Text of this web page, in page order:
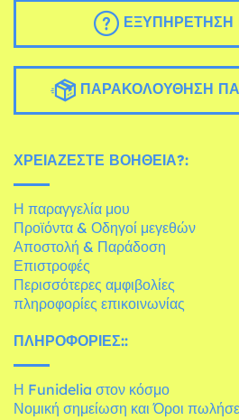
ΕΞΥΠΗΡΈΤΗΣΗ
ΠΑΡΑΚΟΛΟΎΘΗΣΗ
ΧΡΕΙΆΖΕΣΤΕ ΒΟΉΘΕΙΑ?:
Η παραγγελία μου
Προϊόντα & Οδηγοί μεγεθών
Αποστολή & Παράδοση
Επιστροφές
Περισσότερες αμφιβολίες
πληροφορίες επικοινωνίας
ΠΛΗΡΟΦΟΡΊΕΣ::
Η Funidelia στον κόσμο
Νομική σημείωση και Όροι